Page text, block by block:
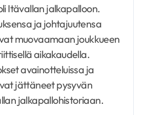
Itävallan jalkapalloon.
ja johtajuutensa
muovaamaan joukkueen
aikakaudella.
avainotteluissa ja
jättäneet pysyvän
jalkapallohistoriaan.